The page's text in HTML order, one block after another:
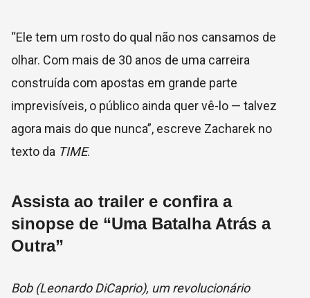
“Ele tem um rosto do qual não nos cansamos de
olhar. Com mais de 30 anos de uma carreira
construída com apostas em grande parte
imprevisíveis, o público ainda quer vê-lo — talvez
agora mais do que nunca”, escreve Zacharek no
texto da TIME.
Assista ao trailer e confira a
sinopse de “Uma Batalha Atrás a
Outra”
Bob (Leonardo DiCaprio), um revolucionário